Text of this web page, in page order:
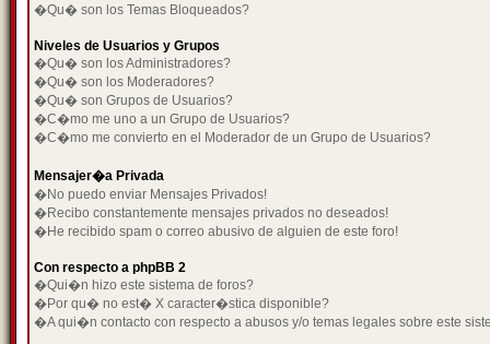
�Qu� son los Temas Bloqueados?
Niveles de Usuarios y Grupos
�Qu� son los Administradores?
�Qu� son los Moderadores?
�Qu� son Grupos de Usuarios?
�C�mo me uno a un Grupo de Usuarios?
�C�mo me convierto en el Moderador de un Grupo de Usuarios?
Mensajer�a Privada
�No puedo enviar Mensajes Privados!
�Recibo constantemente mensajes privados no deseados!
�He recibido spam o correo abusivo de alguien de este foro!
Con respecto a phpBB 2
�Qui�n hizo este sistema de foros?
�Por qu� no est� X caracter�stica disponible?
�A qui�n contacto con respecto a abusos y/o temas legales sobre este